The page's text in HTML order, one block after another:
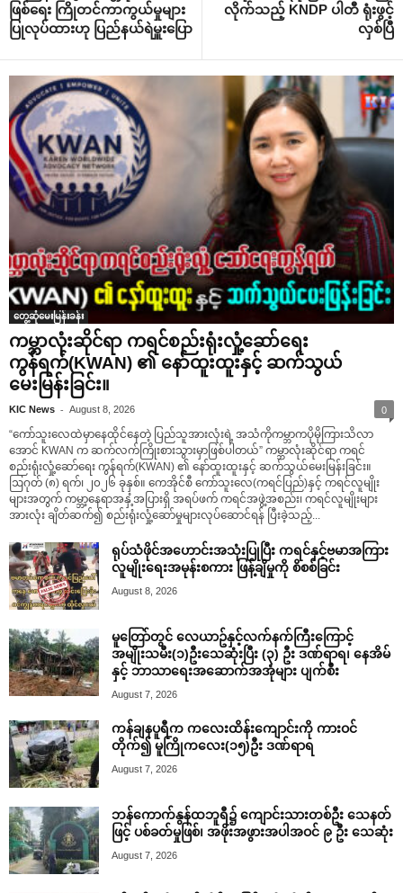
ဖြစ်‌ရေး ကြိုတင်ကာကွယ်မှုများ
ပြုလုပ်ထားဟု ပြည်နယ်ရဲမှူး‌ပြော
လိုက်သည့် KNDP ပါတီ ရုံးဖွင့်
လှစ်ပြီ
တွေ့ဆုံမေးမြန်းခန်း
ကမ္ဘာလုံးဆိုင်ရာ ကရင်စည်းရုံးလှုံ့ဆော်ရေး
ကွန်ရက်(KWAN) ၏ နော်ထူးထူးနှင့် ဆက်သွယ်
မေးမြန်းခြင်း။
KIC News - August 8, 2026 0
“ကော်သူးလေထဲမှာနေထိုင်နေတဲ့ ပြည်သူအားလုံးရဲ့ အသံကိုကမ္ဘာကပိုမိုကြားသိလာ
အောင် KWAN က ဆက်လက်ကြိုးစားသွားမှာဖြစ်ပါတယ်” ကမ္ဘာလုံးဆိုင်ရာ ကရင်
စည်းရုံးလှုံ့ဆော်ရေး ကွန်ရက်(KWAN) ၏ နော်ထူးထူးနှင့် ဆက်သွယ်မေးမြန်းခြင်း။
ဩဂုတ် (၈) ရက်၊ ၂၀၂၆ ခုနှစ်။ ကေအိုင်စီ ကော်သူးလေ(ကရင်ပြည်)နှင့် ကရင်လူမျိုး
များအတွက် ကမ္ဘာ့နေရာအနှံ့အပြားရှိ အရပ်ဖက် ကရင်အဖွဲ့အစည်း၊ ကရင်လူမျိုးများ
အားလုံး ချိတ်ဆက်၍ စည်းရုံးလှုံ့ဆော်မှုများလုပ်ဆောင်ရန် ပြီးခဲ့သည့်...
ရုပ်သံဖိုင်အဟောင်းအသုံးပြုပြီး ကရင်နှင့်ဗမာအကြား
လူမျိုးရေးအမုန်းစကား ဖြန့်ချိမှုကို စိစစ်ခြင်း
August 8, 2026
မူတြော်တွင် လေယာဥ်နှင့်လက်နက်ကြီးကြောင့်
အမျိုးသမီး(၁)ဦးသေဆုံးပြီး (၃) ဦး ဒဏ်ရာရ၊ နေအိမ်
နှင့် ဘာသာရေးအဆောက်အအုံများ ပျက်စီး
August 7, 2026
ကန်ချနပူရီက ကလေးထိန်းကျောင်းကို ကားဝင်
တိုက်၍ မူကြိုကလေး(၁၅)ဦး ဒဏ်ရာရ
August 7, 2026
ဘန်ကောက်နွန်ထဘူရီ၌ ကျောင်းသားတစ်ဦး သေနတ်
ဖြင့် ပစ်ခတ်မှုဖြစ်၊ အဖိုးအဖွားအပါအဝင် ၉ ဦး သေဆုံး
August 7, 2026